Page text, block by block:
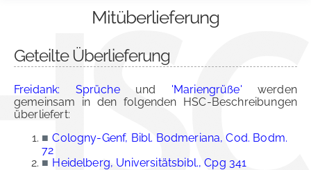
Mitüberlieferung
Geteilte Überlieferung
Freidank: Sprücheund 'Mariengrüße' werden
gemeinsam in den folgenden HSC-Beschreibungen
überliefert:
■ Cologny-Genf, Bibl. Bodmeriana, Cod. Bodm.
72
■ Heidelberg, Universitätsbibl., Cpg 341